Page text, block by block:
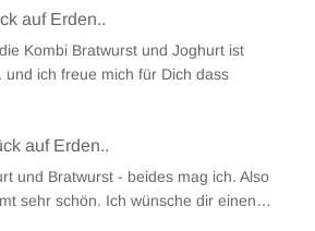
auf Erden..
Kombi Bratwurst und Joghurt ist
und ich freue mich für Dich dass
auf Erden..
und Bratwurst - beides mag ich. Also
sehr schön. Ich wünsche dir einen…